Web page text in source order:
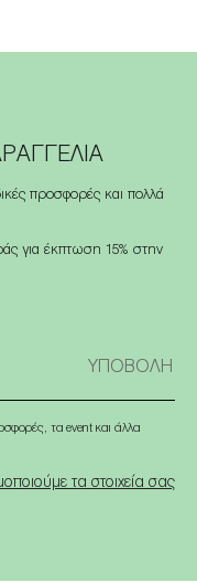
προσφορές και πολλά
για έκπτωση 15% στην
τα event και άλλα
τα στοιχεία σας